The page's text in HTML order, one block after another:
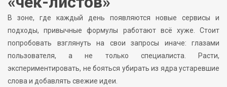
В зоне, где каждый день появляются новые сервисы и
подходы, привычные формулы работают всё хуже. Стоит
попробовать взглянуть на свои запросы иначе: глазами
пользователя, а не только специалиста. Расти,
экспериментировать, не бояться убирать из ядра устаревшие
слова и добавлять свежие идеи.